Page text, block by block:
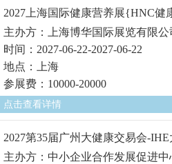
2027上海国际健康营养展{HNC健
主办方：上海博华国际展览有限公
时间：2027-06-22-2027-06-22
地点：上海
参展费：10000-20000
点击查看详情
2027第35届广州大健康交易会-
主办方：中小企业合作发展促进